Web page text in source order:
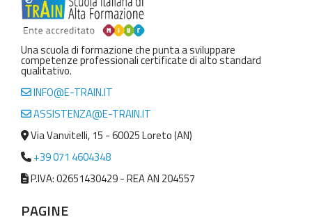
Una scuola di formazione che punta a sviluppare
competenze professionali certificate di alto standard
qualitativo.
INFO@E-TRAIN.IT
ASSISTENZA@E-TRAIN.IT
Via Vanvitelli, 15 - 60025 Loreto (AN)
+39 071 4604348
P.IVA: 02651430429 - REA AN 204557
PAGINE